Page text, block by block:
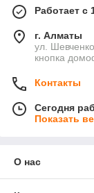
Работает с
г. Алматы
ул.
кнопка
Контакты
Сегодня
Показать
О нас